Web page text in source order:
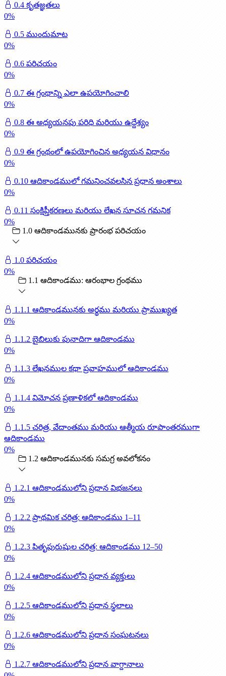
0.4 కృతజ్ఞతలు
0%
0.5 ముందుమాట
0%
0.6 పరిచయం
0%
0.7 ఈ గ్రంథాన్ని ఎలా ఉపయోగించాలి
0%
0.8 ఈ అధ్యయనపు పరిధి మరియు ఉద్దేశ్యం
0%
0.9 ఈ గ్రంథంలో ఉపయోగించిన అధ్యయన విధానం
0%
0.10 ఆదికాండములో గమనించవలసిన ప్రధాన అంశాలు
0%
0.11 సంక్షిప్తీకరణలు మరియు లేఖన సూచన గమనిక
0%
1.0 ఆదికాండమునకు ప్రారంభ పరిచయం
1.0 పరిచయం
0%
1.1 ఆదికాండము: ఆరంభాల గ్రంథము
1.1.1 ఆదికాండమునకు అర్థము మరియు ప్రాముఖ్యత
0%
1.1.2 బైబిలుకు పునాదిగా ఆదికాండము
0%
1.1.3 లేఖనముల కథా ప్రవాహములో ఆదికాండము
0%
1.1.4 విమోచన ప్రణాళికలో ఆదికాండము
0%
1.1.5 చరిత్ర, వేదాంతము మరియు ఆత్మీయ రూపాంతరముగా
ఆదికాండము
0%
1.2 ఆదికాండమునకు సమగ్ర అవలోకనం
1.2.1 ఆదికాండములోని ప్రధాన విభజనలు
0%
1.2.2 ప్రాథమిక చరిత్ర: ఆదికాండము 1–11
0%
1.2.3 పితృపురుషుల చరిత్ర: ఆదికాండము 12–50
0%
1.2.4 ఆదికాండములోని ప్రధాన వ్యక్తులు
0%
1.2.5 ఆదికాండములోని ప్రధాన స్థలాలు
0%
1.2.6 ఆదికాండములోని ప్రధాన సంఘటనలు
0%
1.2.7 ఆదికాండములోని ప్రధాన వాగ్దానాలు